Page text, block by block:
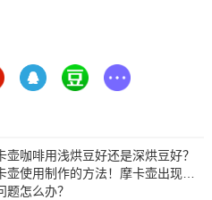
壶咖啡用浅烘豆好还是深烘豆好？
壶使用制作的方法！摩卡壶出现喷
题怎么办？